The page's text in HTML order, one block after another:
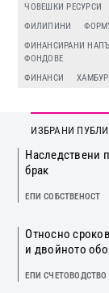
ЧОВЕШКИ РЕСУРСИ
ФИЛИПИНИ
ФИНАНСИРАНИ
ФОНДОВЕ
ФИНАНСИ
ИЗБРАНИ
Наследствени
брак
ЕПИ СОБСТВЕНОСТ
Относно
и двойното
ЕПИ